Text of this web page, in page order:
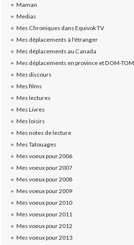
Maman
Medias
Mes Chroniques dans Equivok TV
Mes déplacements à l'étranger
Mes déplacements au Canada
Mes déplacements en province et DOM-TOM
Mes discours
Mes films
Mes lectures
Mes Livres
Mes loisirs
Mes notes de lecture
Mes Tatouages
Mes voeux pour 2006
Mes voeux pour 2007
Mes voeux pour 2008
Mes voeux pour 2009
Mes voeux pour 2010
Mes voeux pour 2011
Mes voeux pour 2012
Mes voeux pour 2013